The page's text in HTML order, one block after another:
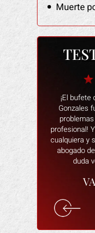
Muerte
dañado y
Intentó
eso muy
los
¡El
Gonzales
profesional!
cualquiera y
abogado
duda